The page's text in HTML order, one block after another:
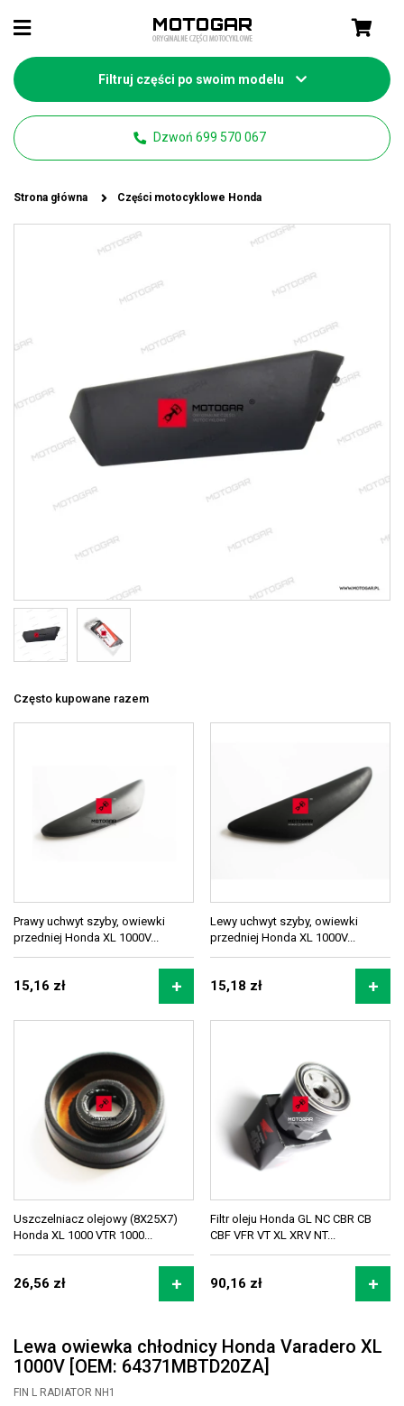
Filtruj części po swoim modelu
Dzwoń 699 570 067
Strona główna Części motocyklowe Honda
Często kupowane razem
Prawy uchwyt szyby, owiewki
przedniej Honda XL 1000V...
15,16 zł
Lewy uchwyt szyby, owiewki
przedniej Honda XL 1000V...
15,18 zł
Uszczelniacz olejowy (8X25X7)
Honda XL 1000 VTR 1000...
26,56 zł
Filtr oleju Honda GL NC CBR CB
CBF VFR VT XL XRV NT...
90,16 zł
Lewa owiewka chłodnicy Honda Varadero XL
1000V [OEM: 64371MBTD20ZA]
FIN L RADIATOR NH1